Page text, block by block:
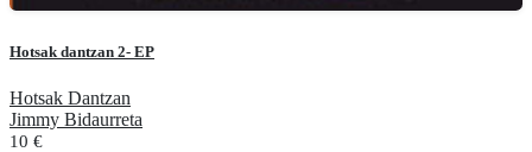
Hotsak dantzan 2- EP
Hotsak Dantzan
Jimmy Bidaurreta
10 €